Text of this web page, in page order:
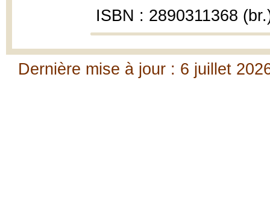
ISBN : 2890311368
Dernière mise à jour : 6 juillet